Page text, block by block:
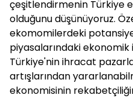
çeşitlendirmenin Türkiye
olduğunu düşünüyoruz.
ekomomilerdeki
piyasalarındaki
Türkiye'nin ihracat
artışlarından
ekonomisinin